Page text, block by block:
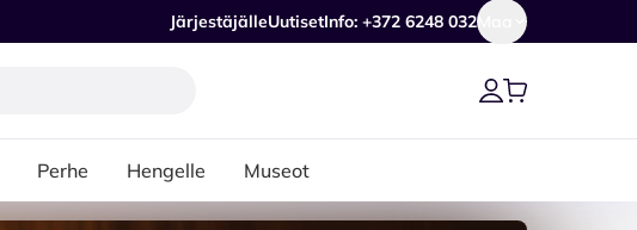
JärjestäjälleUutisetInfo: +372 6248 032Maa
Perhe Hengelle Museot